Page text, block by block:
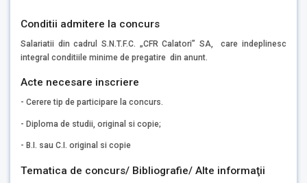
Conditii admitere la concurs
Salariatii din cadrul S.N.T.F.C. „CFR Calatori” SA, care indeplinesc
integral conditiile minime de pregatire din anunt.
Acte necesare inscriere
- Cerere tip de participare la concurs.
- Diploma de studii, original si copie;
- B.I. sau C.I. original si copie
Tematica de concurs/ Bibliografie/ Alte informaţii